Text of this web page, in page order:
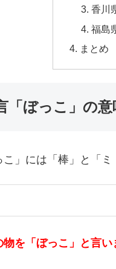
香川
福島
まとめ
「ぼっこ」の意
」には「棒」と「ミ
を「ぼっこ」と言い